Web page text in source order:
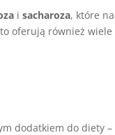
isacharoza, które
oferują również wiele
dodatkiem do diety